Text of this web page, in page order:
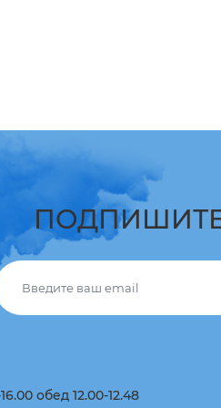
обед 12.00-12.48